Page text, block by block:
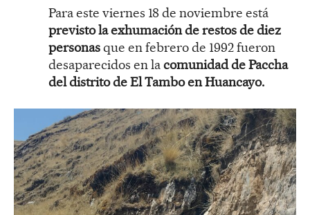
Para este viernes 18 de noviembre está
previsto la exhumación de restos de diez
personasque en febrero de 1992 fueron
desaparecidos en lacomunidad de Paccha
del distrito de El Tambo en Huancayo.